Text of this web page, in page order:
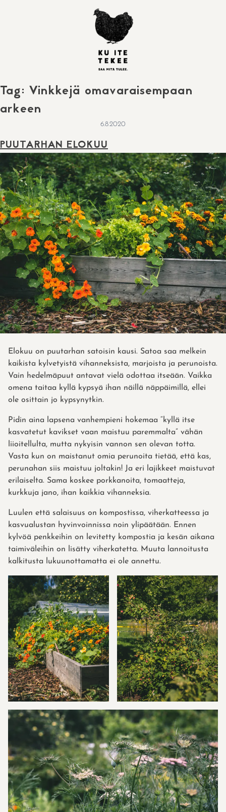
Tag: Vinkkejä omavaraisempaan
arkeen
6.8.2020
PUUTARHAN ELOKUU
Elokuu on puutarhan satoisin kausi. Satoa saa melkein
kaikista kylvetyistä vihanneksista, marjoista ja perunoista.
Vain hedelmäpuut antavat vielä odottaa itseään. Vaikka
omena taitaa kyllä kypsyä ihan näillä näppäimillä, ellei
ole osittain jo kypsynytkin.
Pidin aina lapsena vanhempieni hokemaa “kyllä itse
kasvatetut kavikset vaan maistuu paremmalta” vähän
liioitellulta, mutta nykyisin vannon sen olevan totta.
Vasta kun on maistanut omia perunoita tietää, että kas,
perunahan siis maistuu joltakin! Ja eri lajikkeet maistuvat
erilaiselta. Sama koskee porkkanoita, tomaatteja,
kurkkuja jano, ihan kaikkia vihanneksia.
Luulen että salaisuus on kompostissa, viherkatteessa ja
kasvualustan hyvinvoinnissa noin ylipäätään. Ennen
kylvöä penkkeihin on levitetty kompostia ja kesän aikana
taimiväleihin on lisätty viherkatetta. Muuta lannoitusta
kalkitusta lukuunottamatta ei ole annettu.